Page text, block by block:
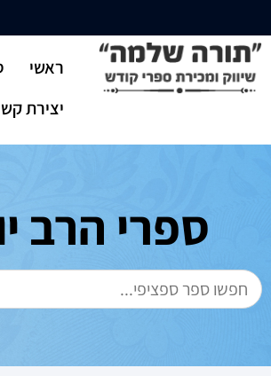
ראשי
יצירת
ספרי הרב